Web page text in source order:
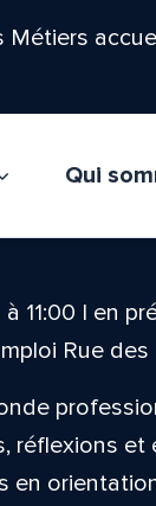
Qui
à 11:00 | en
Rue
réflexions
en